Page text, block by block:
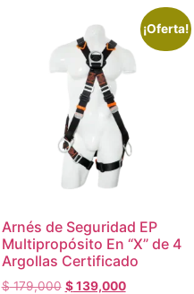
¡Oferta!
Arnés de Seguridad EP
Multipropósito En “X” de 4
Argollas Certificado
$179,000 $139,000